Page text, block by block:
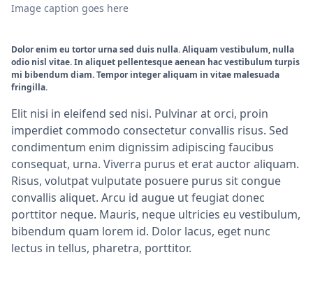
Image caption goes here
Dolor enim eu tortor urna sed duis nulla. Aliquam vestibulum, nulla
odio nisl vitae. In aliquet pellentesque aenean hac vestibulum turpis
mi bibendum diam. Tempor integer aliquam in vitae malesuada
fringilla.
Elit nisi in eleifend sed nisi. Pulvinar at orci, proin
imperdiet commodo consectetur convallis risus. Sed
condimentum enim dignissim adipiscing faucibus
consequat, urna. Viverra purus et erat auctor aliquam.
Risus, volutpat vulputate posuere purus sit congue
convallis aliquet. Arcu id augue ut feugiat donec
porttitor neque. Mauris, neque ultricies eu vestibulum,
bibendum quam lorem id. Dolor lacus, eget nunc
lectus in tellus, pharetra, porttitor.